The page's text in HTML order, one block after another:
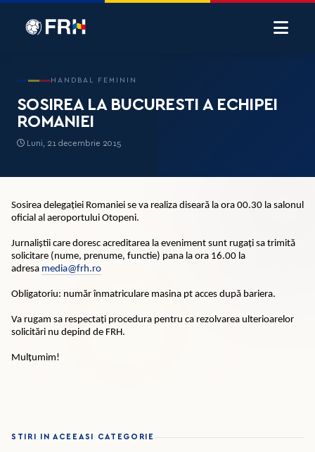
HANDBAL FEMININ
SOSIREA LA BUCURESTI A ECHIPEI
ROMANIEI
Luni, 21 decembrie 2015
Sosirea delegației Romaniei se va realiza diseară la ora 00.30 la salonul
oficial al aeroportului Otopeni.
Jurnaliștii care doresc acreditarea la eveniment sunt rugați sa trimită
solicitare (nume, prenume, functie) pana la ora 16.00 la
adresa media@frh.ro
Obligatoriu: număr înmatriculare masina pt acces după bariera.
Va rugam sa respectați procedura pentru ca rezolvarea ulterioarelor
solicitări nu depind de FRH.
Mulțumim!
STIRI IN ACEEASI CATEGORIE